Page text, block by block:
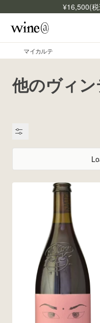
¥16,500(
マイカルテ
マイカルテ
評価する
商品検索
よくあるご質問
お問い合わせ
他のヴィ
銘柄コード